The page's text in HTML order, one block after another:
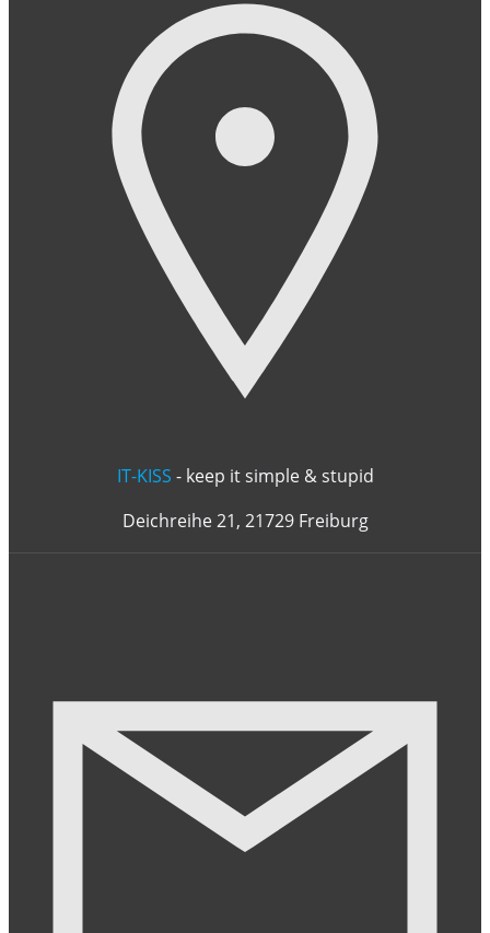
IT-KISS - keep it simple & stupid
Deichreihe 21, 21729 Freiburg